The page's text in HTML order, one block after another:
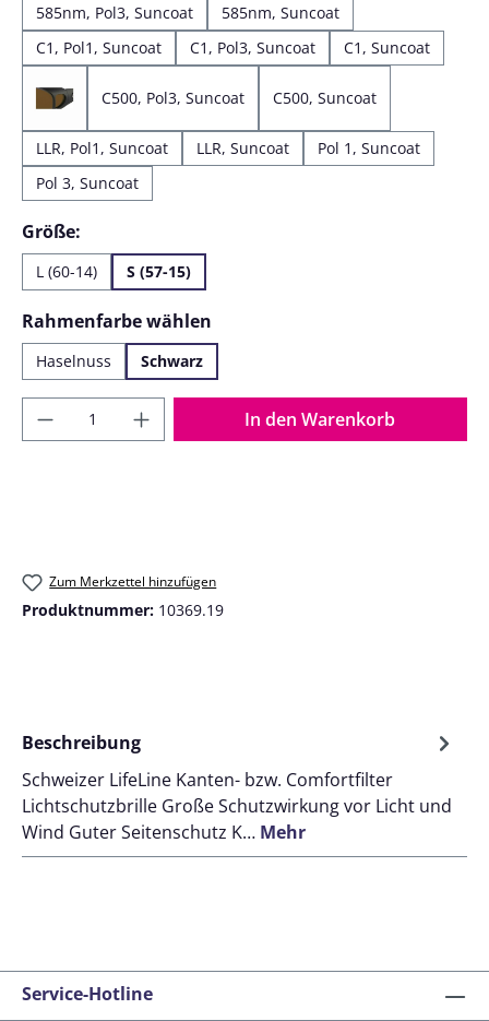
585nm, Pol3, Suncoat
585nm, Suncoat
C1, Pol1, Suncoat
C1, Pol3, Suncoat C1, Suncoat
C500, Pol1, Suncoat
C500, Pol3, Suncoat C500, Suncoat
LLR, Pol1, Suncoat LLR, Suncoat
Pol 1, Suncoat
Pol 3, Suncoat
Größe:
L (60-14) S (57-15)
Rahmenfarbe wählen
Haselnuss Schwarz
Produkt Anzahl: Gib den gewünschten
In den Warenkorb
Zum Merkzettel hinzufügen
Produktnummer: 10369.19
Beschreibung
Schweizer LifeLine Kanten- bzw. Comfortfilter
Lichtschutzbrille Große Schutzwirkung vor Licht und
Wind Guter Seitenschutz K… Mehr
Service-Hotline